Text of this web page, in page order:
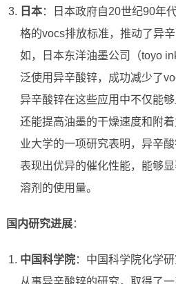
日本：日本政府自20世纪90年
格的vocs排放标准，推动了异
如，日本东洋油墨公司（toyo
泛使用异辛酸锌，成功减少了
异辛酸锌在这些应用中不仅能够
还能提高油墨的干燥速度和附
业大学的一项研究表明，异辛
表现出优异的催化性能，能够
溶剂的使用量。
国内研究进展：
中国科学院：中国科学院化学